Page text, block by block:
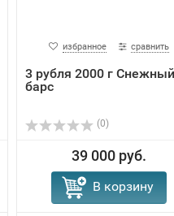
избранное сравнить
3 рубля 2000 г Снежный
барс
(0)
39 000 руб.
В корзину